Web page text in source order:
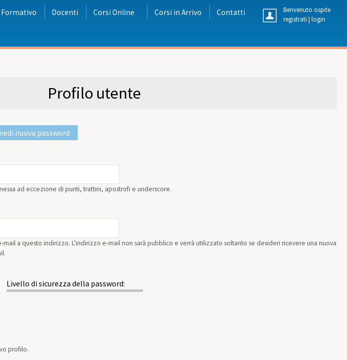
Benvenuto ospite
registrati |login
Docenti Corsi Online Corsi in Arrivo Contatti
Profilo utente
nuova password
ad eccezione di punti, trattini, apostrofi e underscore.
a questo indirizzo. L'indirizzo e-mail non sarà pubblico e verrà utilizzato soltanto se desideri ricevere una nuova
Livello di sicurezza della password:
profilo.